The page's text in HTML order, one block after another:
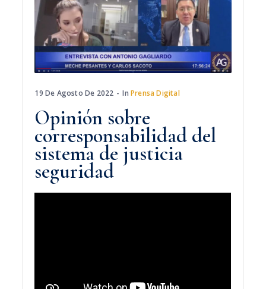
19 De Agosto De 2022 InPrensa Digital
Opinión sobre
corresponsabilidad del
sistema de justicia
seguridad